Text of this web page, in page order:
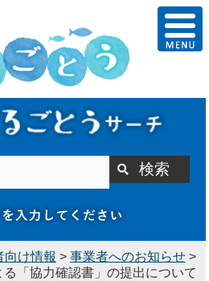
向け情報 > 事業者へのお知らせ>
「協力確認書」の提出について